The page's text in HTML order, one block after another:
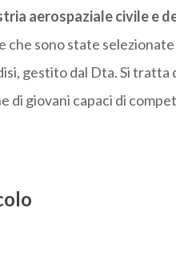
aerospaziale civile e
sono state
gestito dal Dta. Si tratta
di giovani capaci di